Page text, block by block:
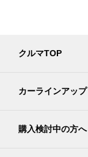
クルマTOP
カーラインアップ
購入検討中の方へ